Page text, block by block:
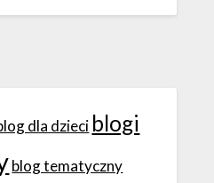
dla dzieci blogi
blog tematyczny